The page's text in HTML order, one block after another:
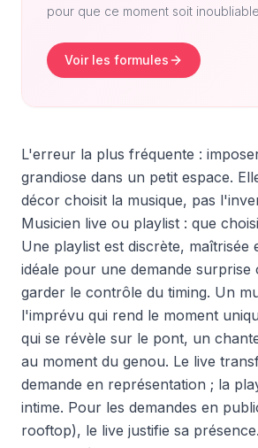
pour que ce moment soit
Voir les formules
L'erreur la plus fréquente :
grandiose dans un petit espace.
décor choisit la musique, pas
Musicien live ou playlist : que
Une playlist est discrète,
idéale pour une demande
garder le contrôle du timing. Un
l'imprévu qui rend le moment
qui se révèle sur le pont, un
au moment du genou. Le live
demande en représentation ; la
intime. Pour les demandes en
rooftop), le live justifie sa